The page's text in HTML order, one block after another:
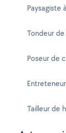
Paysagiste
Tondeur
Poseur de
Tailleur de